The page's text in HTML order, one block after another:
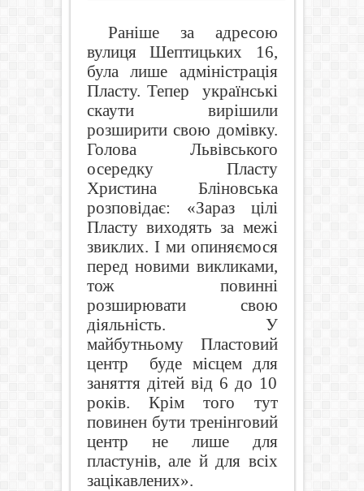
Раніше за адресою
вулиця Шептицьких 16,
була лише адміністрація
Пласту. Тепер
українські
скаути вирішили
розширити свою домівку.
Голова Львівського
осередку Пласту
Христина Бліновська
розповідає: «Зараз цілі
Пласту виходять за межі
звиклих. І ми опиняємося
перед новими викликами,
тож повинні
розширювати свою
діяльність. У
майбутньому Пластовий
центр буде місцем для
заняття дітей від 6 до 10
років. Крім того тут
повинен бути тренінговий
центр не лише для
пластунів, але й для всіх
зацікавлених».